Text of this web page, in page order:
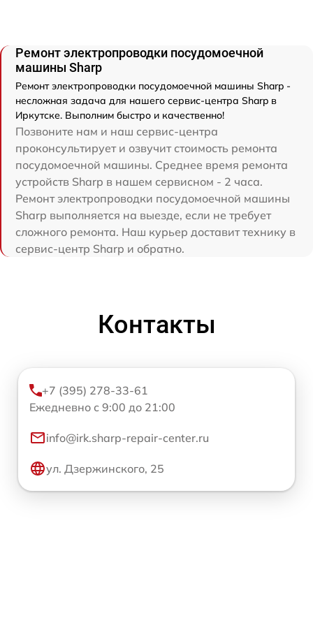
Ремонт электропроводки посудомоечной
машины Sharp
Ремонт электропроводки посудомоечной машины Sharp -
несложная задача для нашего сервис-центра Sharp в
Иркутске. Выполним быстро и качественно!
Позвоните нам и наш сервис-центра
проконсультирует и озвучит стоимость ремонта
посудомоечной машины. Среднее время ремонта
устройств Sharp в нашем сервисном - 2 часа.
Ремонт электропроводки посудомоечной машины
Sharp выполняется на выезде, если не требует
сложного ремонта. Наш курьер доставит технику в
сервис-центр Sharp и обратно.
Контакты
+7 (395) 278-33-61
Ежедневно с 9:00 до 21:00
info@irk.sharp-repair-center.ru
ул. Дзержинского, 25